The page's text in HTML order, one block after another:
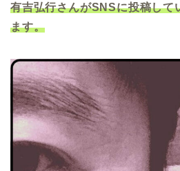
有吉弘行さんがSNSに投稿して
ます。